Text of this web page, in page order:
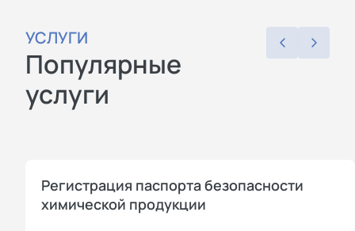
УСЛУГИ
Популярные
услуги
Регистрация паспорта безопасности
химической продукции